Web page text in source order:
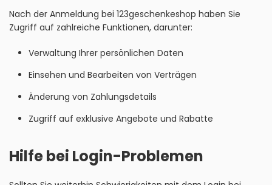
Nach der Anmeldung bei 123geschenkeshop haben Sie
Zugriff auf zahlreiche Funktionen, darunter:
Verwaltung Ihrer persönlichen Daten
Einsehen und Bearbeiten von Verträgen
Änderung von Zahlungsdetails
Zugriff auf exklusive Angebote und Rabatte
Hilfe bei Login-Problemen